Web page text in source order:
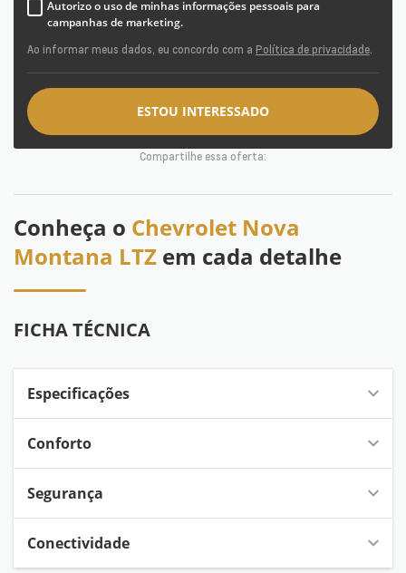
Autorizo o uso de minhas informações pessoais para
campanhas de marketing.
Ao informar meus dados, eu concordo com a Política de privacidade.
ESTOU INTERESSADO
Compartilhe essa oferta:
Conheça o Chevrolet Nova
Montana LTZ em cada detalhe
FICHA TÉCNICA
Especificações
Conforto
Segurança
Conectividade